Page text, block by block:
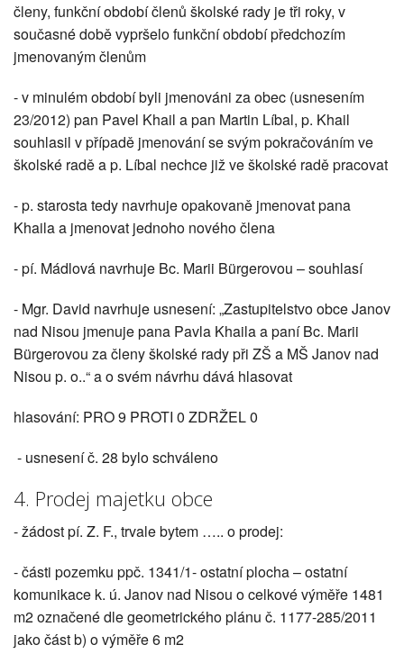
členy, funkční období členů školské rady je tři roky, v
současné době vypršelo funkční období předchozím
jmenovaným členům
- v minulém období byli jmenováni za obec (usnesením
23/2012) pan Pavel Khail a pan Martin Líbal, p. Khail
souhlasil v případě jmenování se svým pokračováním ve
školské radě a p. Líbal nechce již ve školské radě pracovat
- p. starosta tedy navrhuje opakovaně jmenovat pana
Khaila a jmenovat jednoho nového člena
- pí. Mádlová navrhuje Bc. Marii Bürgerovou – souhlasí
- Mgr. David navrhuje usnesení: „Zastupitelstvo obce Janov
nad Nisou jmenuje pana Pavla Khaila a paní Bc. Marii
Bürgerovou za členy školské rady při ZŠ a MŠ Janov nad
Nisou p. o..“ a o svém návrhu dává hlasovat
hlasování: PRO 9 PROTI 0 ZDRŽEL 0
- usnesení č. 28 bylo schváleno
4. Prodej majetku obce
- žádost pí. Z. F., trvale bytem ….. o prodej:
- části pozemku ppč. 1341/1- ostatní plocha – ostatní
komunikace k. ú. Janov nad Nisou o celkové výměře 1481
m2 označené dle geometrického plánu č. 1177-285/2011
jako část b) o výměře 6 m2